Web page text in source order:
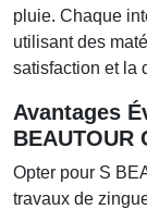
pluie. Chaque
utilisant des
satisfaction et la
Avantages
BEAUTOUR
Opter pour S
travaux de